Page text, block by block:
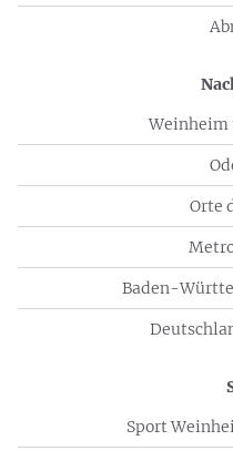
Weinheim
Orte
Baden-
Sport